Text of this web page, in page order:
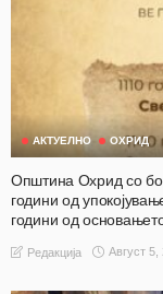
АКТУЕЛНО ОХРИД
Општина Охрид со
години од
години од
Редакција Август 5,